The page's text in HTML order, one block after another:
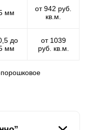
мм
от 942 руб.
кв.м.
до
мм
от 1039
руб. кв.м.